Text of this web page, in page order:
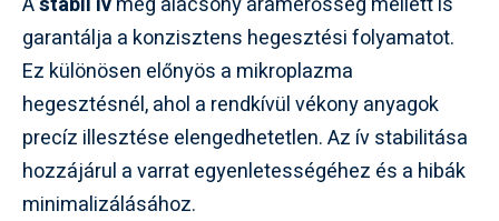
garantálja a konzisztens hegesztési folyamatot.
Ez különösen előnyös a mikroplazma
hegesztésnél, ahol a rendkívül vékony anyagok
precíz illesztése elengedhetetlen. Az ív stabilitása
hozzájárul a varrat egyenletességéhez és a hibák
minimalizálásához.